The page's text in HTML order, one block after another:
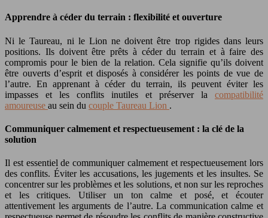
Apprendre à céder du terrain : flexibilité et ouverture
Ni le Taureau, ni le Lion ne doivent être trop rigides dans leurs
positions. Ils doivent être prêts à céder du terrain et à faire des
compromis pour le bien de la relation. Cela signifie qu’ils doivent
être ouverts d’esprit et disposés à considérer les points de vue de
l’autre. En apprenant à céder du terrain, ils peuvent éviter les
impasses et les conflits inutiles et préserver la compatibilité
amoureuse au sein du couple Taureau Lion .
Communiquer calmement et respectueusement : la clé de la
solution
Il est essentiel de communiquer calmement et respectueusement lors
des conflits. Éviter les accusations, les jugements et les insultes. Se
concentrer sur les problèmes et les solutions, et non sur les reproches
et les critiques. Utiliser un ton calme et posé, et écouter
attentivement les arguments de l’autre. La communication calme et